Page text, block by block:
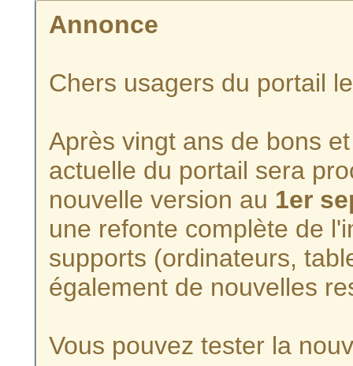
Annonce
Chers usagers du portail
Après vingt ans de bons
actuelle du portail sera
nouvelle version au 1er
une refonte complète de
supports (ordinateurs,
également de nouvelles
Vous pouvez tester la